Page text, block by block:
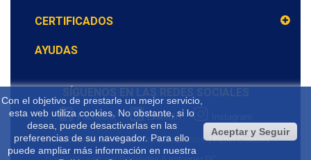
CERTIFICADOS
AYUDAS
Con el objetivo de prestarle un mejor servicio,
esta web utiliza cookies. No obstante, si lo
desea, puede desactivarlas en las
preferencias de su navegador. Para ello
puede ampliar más información en nuestra
Aceptar y Seguir
SÍGUENOS EN LAS REDES SOCIALES
Facebook Linkedin
IVA NO incluidoen todos nuestros precios.| Panel Cookies